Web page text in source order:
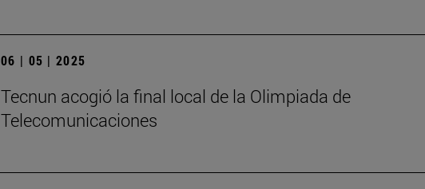
06 | 05 | 2025
­Tecnun acogió la final local de la Olimpiada de
Telecomunicaciones